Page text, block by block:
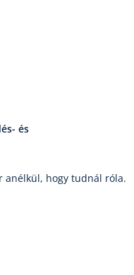
és
anélkül, hogy tudnál róla.